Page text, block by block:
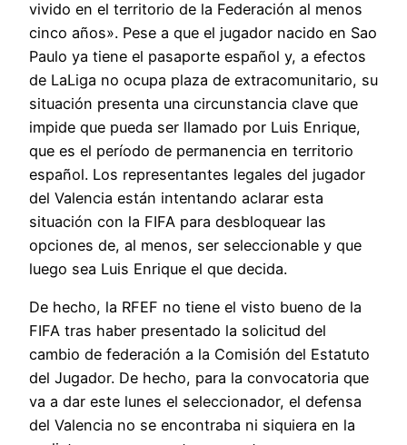
vivido en el territorio de la Federación al menos
cinco años». Pese a que el jugador nacido en Sao
Paulo ya tiene el pasaporte español y, a efectos
de LaLiga no ocupa plaza de extracomunitario, su
situación presenta una circunstancia clave que
impide que pueda ser llamado por Luis Enrique,
que es el período de permanencia en territorio
español. Los representantes legales del jugador
del Valencia están intentando aclarar esta
situación con la FIFA para desbloquear las
opciones de, al menos, ser seleccionable y que
luego sea Luis Enrique el que decida.
De hecho, la RFEF no tiene el visto bueno de la
FIFA tras haber presentado la solicitud del
cambio de federación a la Comisión del Estatuto
del Jugador. De hecho, para la convocatoria que
va a dar este lunes el seleccionador, el defensa
del Valencia no se encontraba ni siquiera en la